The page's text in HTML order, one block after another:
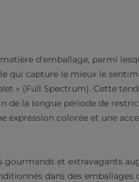
d'emballage, parmi
qui capture le mieux le
» (Full Spectrum). Cette
de la longue période de
expression colorée et une
et extravagants
dans des emballages